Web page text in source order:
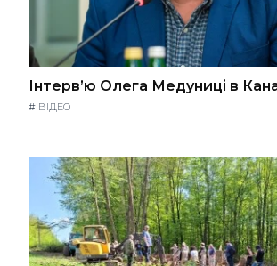
Інтерв’ю Олега Медуниці в
# ВІДЕО